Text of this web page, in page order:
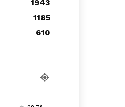
1943
1185
610